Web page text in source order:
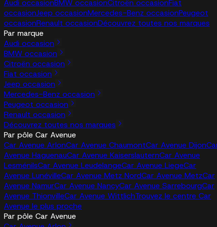
Audi occasionBMW occasionCitroën occasionFiat
occasionJeep occasionMercedes-Benz occasionPeugeot
occasionRenault occasionDécouvrez toutes nos marques
Par marque
Audi occasion
BMW occasion
Citroën occasion
Fiat occasion
Jeep occasion
Mercedes-Benz occasion
Peugeot occasion
Renault occasion
Découvrez toutes nos marques
Par pôle Car Avenue
Car Avenue ArlonCar Avenue ChaumontCar Avenue Dijon
Avenue HaguenauCar Avenue KaiserslauternCar Avenue
LesménilsCar Avenue LeudelangeCar Avenue LiegeCar
Avenue LunévilleCar Avenue Metz NordCar Avenue MetzCar
Avenue NamurCar Avenue NancyCar Avenue SarrebourgCar
Avenue ThionvilleCar Avenue WittlichTrouvez le centre Car
Avenue le plus proche
Par pôle Car Avenue